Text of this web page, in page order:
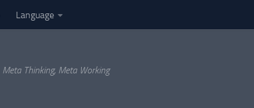
Language
Meta Thinking, Meta Working